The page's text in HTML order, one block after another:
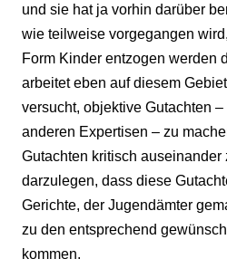
und sie hat ja vorhin darüber
wie teilweise vorgegangen
Form Kinder entzogen werden
arbeitet eben auf diesem
versucht, objektive Gutachten
anderen Expertisen – zu
Gutachten kritisch auseinander
darzulegen, dass diese
Gerichte, der Jugendämter
zu den entsprechend
kommen.